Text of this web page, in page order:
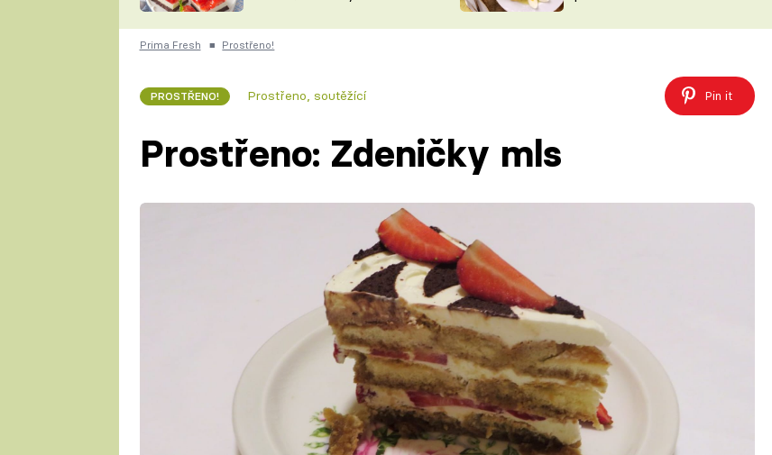
ČESKO NA TALÍŘI
KUCHAŘKA
VYCHYTÁVKY
Prima Fresh ■ Prostřeno!
PROSTŘENO! Prostřeno, soutěžící Pin it
Prostřeno: Zdeničky mls